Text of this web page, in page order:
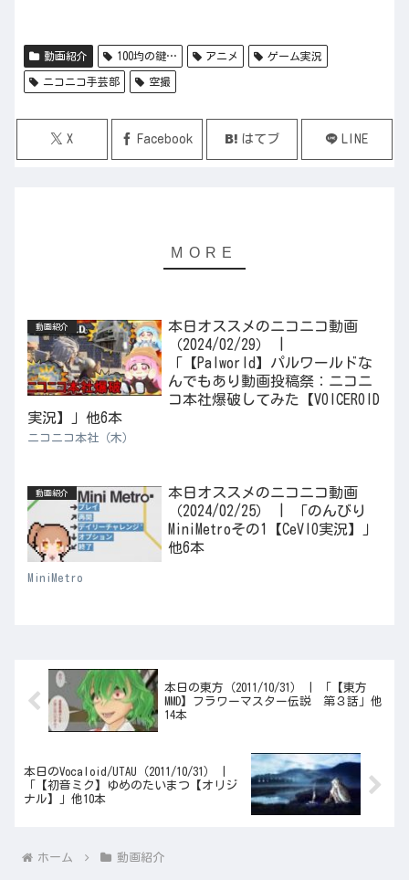
動画紹介 100均の鍵… アニメ ゲーム実況
ニコニコ手芸部 空撮
X Facebook はてブ LINE
動画紹介
本日オススメのニコニコ動画
（2024/02/29） |
「【Palworld】パルワールドな
んでもあり動画投稿祭：ニコニ
コ本社爆破してみた【VOICEROID
実況】」他6本
ニコニコ本社（木）
動画紹介
本日オススメのニコニコ動画
（2024/02/25） | 「のんびり
MiniMetroその1【CeVIO実況】」
他6本
MiniMetro
本日の東方（2011/10/31） | 「【東方
MMD】フラワーマスター伝説 第３話」他
14本
本日のVocaloid/UTAU（2011/10/31） |
「【初音ミク】ゆめのたいまつ【オリジ
ナル】」他10本
ホーム 動画紹介